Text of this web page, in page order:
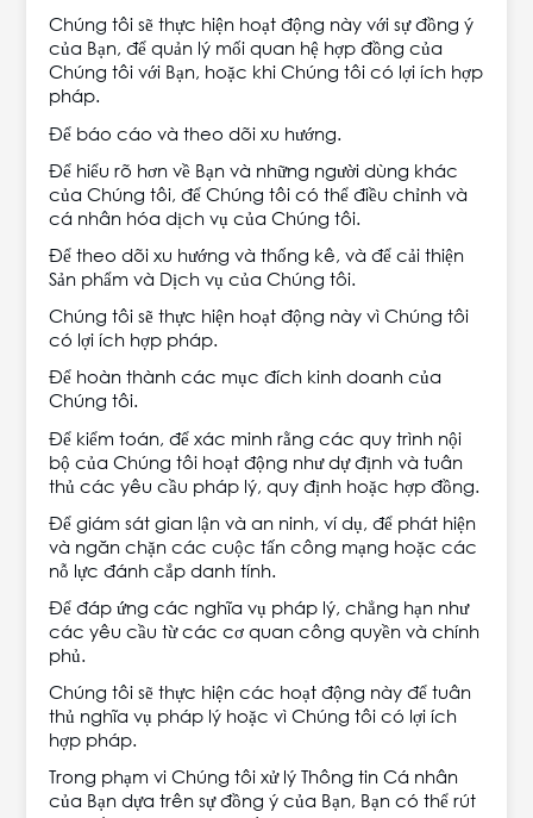
Chúng tôi sẽ thực hiện hoạt động này với sự đồng ý
của Bạn, để quản lý mối quan hệ hợp đồng của
Chúng tôi với Bạn, hoặc khi Chúng tôi có lợi ích hợp
pháp.
Để báo cáo và theo dõi xu hướng.
Để hiểu rõ hơn về Bạn và những người dùng khác
của Chúng tôi, để Chúng tôi có thể điều chỉnh và
cá nhân hóa dịch vụ của Chúng tôi.
Để theo dõi xu hướng và thống kê, và để cải thiện
Sản phẩm và Dịch vụ của Chúng tôi.
Chúng tôi sẽ thực hiện hoạt động này vì Chúng tôi
có lợi ích hợp pháp.
Để hoàn thành các mục đích kinh doanh của
Chúng tôi.
Để kiểm toán, để xác minh rằng các quy trình nội
bộ của Chúng tôi hoạt động như dự định và tuân
thủ các yêu cầu pháp lý, quy định hoặc hợp đồng.
Để giám sát gian lận và an ninh, ví dụ, để phát hiện
và ngăn chặn các cuộc tấn công mạng hoặc các
nỗ lực đánh cắp danh tính.
Để đáp ứng các nghĩa vụ pháp lý, chẳng hạn như
các yêu cầu từ các cơ quan công quyền và chính
phủ.
Chúng tôi sẽ thực hiện các hoạt động này để tuân
thủ nghĩa vụ pháp lý hoặc vì Chúng tôi có lợi ích
hợp pháp.
Trong phạm vi Chúng tôi xử lý Thông tin Cá nhân
của Bạn dựa trên sự đồng ý của Bạn, Bạn có thể rút